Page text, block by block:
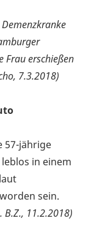
Frau erschießen
7.3.2018)
57-jährige
in einem
sein.
B.Z., 11.2.2018)